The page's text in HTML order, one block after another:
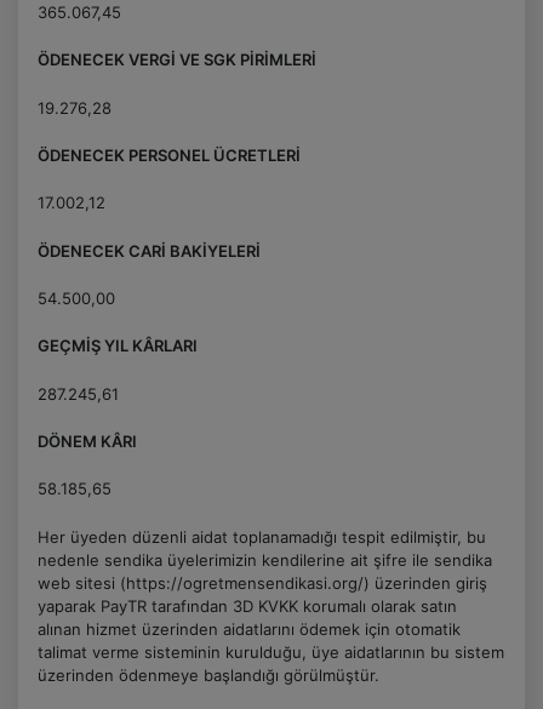
365.067,45
ÖDENECEK VERGİ VE SGK PİRİMLERİ
19.276,28
ÖDENECEK PERSONEL ÜCRETLERİ
17.002,12
ÖDENECEK CARİ BAKİYELERİ
54.500,00
GEÇMİŞ YIL KÂRLARI
287.245,61
DÖNEM KÂRI
58.185,65
Her üyeden düzenli aidat toplanamadığı tespit edilmiştir, bu
nedenle sendika üyelerimizin kendilerine ait şifre ile sendika
web sitesi (https://ogretmensendikasi.org/) üzerinden giriş
yaparak PayTR tarafından 3D KVKK korumalı olarak satın
alınan hizmet üzerinden aidatlarını ödemek için otomatik
talimat verme sisteminin kurulduğu, üye aidatlarının bu sistem
üzerinden ödenmeye başlandığı görülmüştür.